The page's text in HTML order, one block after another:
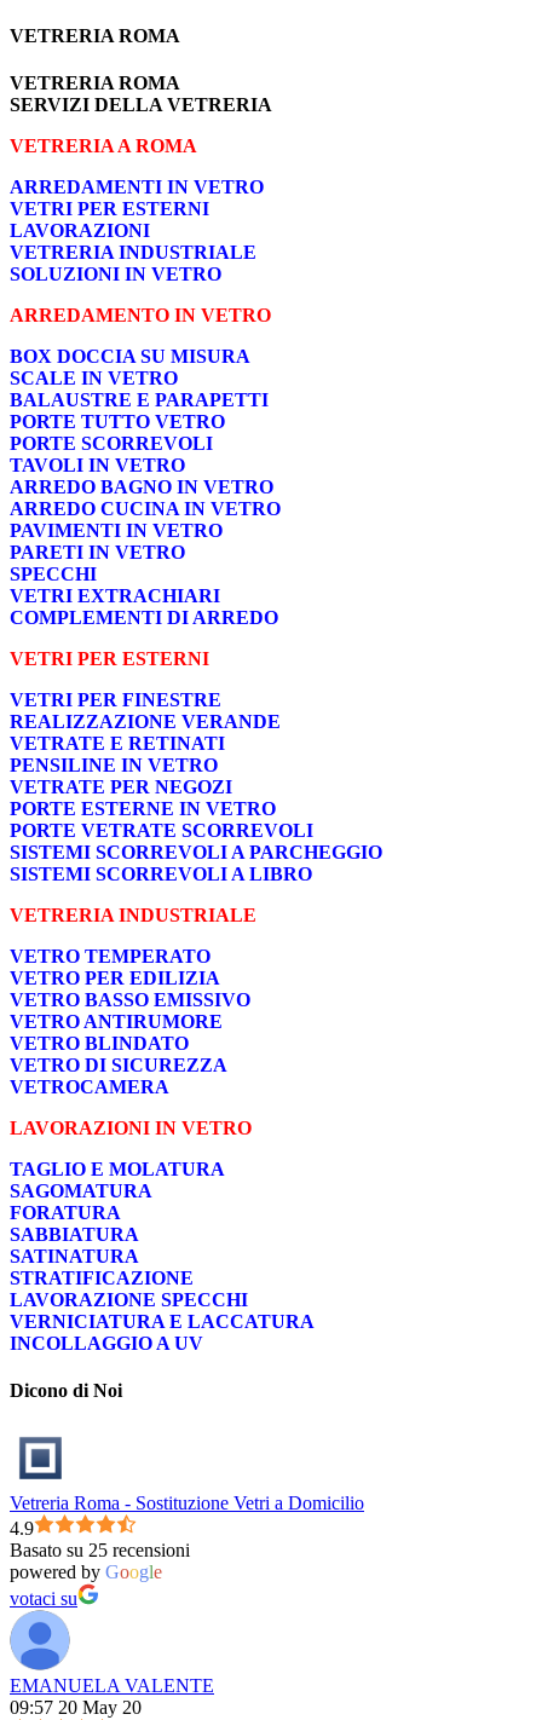
VETRERIA ROMA
VETRERIA ROMA
SERVIZI DELLA VETRERIA
VETRERIA A ROMA
ARREDAMENTI IN VETRO
VETRI PER ESTERNI
LAVORAZIONI
VETRERIA INDUSTRIALE
SOLUZIONI IN VETRO
ARREDAMENTO IN VETRO
BOX DOCCIA SU MISURA
SCALE IN VETRO
BALAUSTRE E PARAPETTI
PORTE TUTTO VETRO
PORTE SCORREVOLI
TAVOLI IN VETRO
ARREDO BAGNO IN VETRO
ARREDO CUCINA IN VETRO
PAVIMENTI IN VETRO
PARETI IN VETRO
SPECCHI
VETRI EXTRACHIARI
COMPLEMENTI DI ARREDO
VETRI PER ESTERNI
VETRI PER FINESTRE
REALIZZAZIONE VERANDE
VETRATE E RETINATI
PENSILINE IN VETRO
VETRATE PER NEGOZI
PORTE ESTERNE IN VETRO
PORTE VETRATE SCORREVOLI
SISTEMI SCORREVOLI A PARCHEGGIO
SISTEMI SCORREVOLI A LIBRO
VETRERIA INDUSTRIALE
VETRO TEMPERATO
VETRO PER EDILIZIA
VETRO BASSO EMISSIVO
VETRO ANTIRUMORE
VETRO BLINDATO
VETRO DI SICUREZZA
VETROCAMERA
LAVORAZIONI IN VETRO
TAGLIO E MOLATURA
SAGOMATURA
FORATURA
SABBIATURA
SATINATURA
STRATIFICAZIONE
LAVORAZIONE SPECCHI
VERNICIATURA E LACCATURA
INCOLLAGGIO A UV
Dicono di Noi
Vetreria Roma - Sostituzione Vetri a Domicilio
4.9
Basato su 25 recensioni
powered by Google
votaci su
EMANUELA VALENTE
09:57 20 May 20